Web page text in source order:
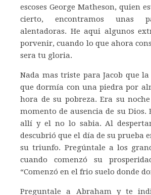
escoses George Matheson, quien
cierto, encontramos unas
alentadoras. He aqui algunos
porvenir, cuando lo que ahora
sera tu gloria.
Nada mas triste para Jacob que
que dormía con una piedra por
hora de su pobreza. Era su
momento de ausencia de su Dios.
allí y el no lo sabia. Al
descubrió que el día de su prueba
su triunfo. Pregúntale a los
cuando comenzó su
“Comenzó en el frio suelo donde
Preguntale a Abraham y te